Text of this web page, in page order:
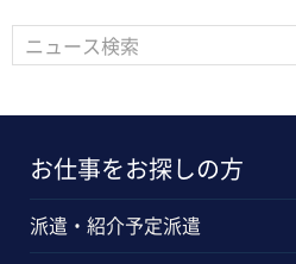
お仕事をお探しの方
派遣・紹介予定派遣